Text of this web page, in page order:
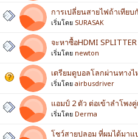
การเปลี่ยนสายไฟถ้าเทีย
เริ่มโดย SURASAK
จะหาซื้อHDMI
เริ่มโดย newton
เตรียมดูบอลโลกผ่านทาง
เริ่มโดย airbusdriver
แอมป์ 2 ตัว ต่อเข้าลำโพง
เริ่มโดย Derma
โชว์สายปลอม ที่ผมได้มา